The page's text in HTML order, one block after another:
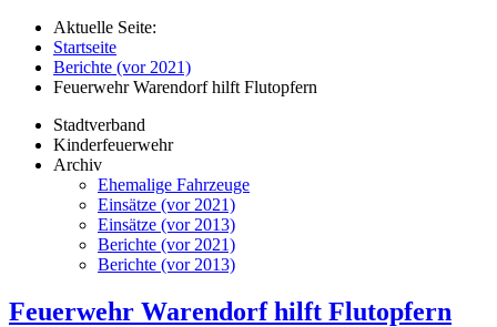
Aktuelle Seite:
Startseite
Berichte (vor 2021)
Feuerwehr Warendorf hilft Flutopfern
Stadtverband
Kinderfeuerwehr
Archiv
Ehemalige Fahrzeuge
Einsätze (vor 2021)
Einsätze (vor 2013)
Berichte (vor 2021)
Berichte (vor 2013)
Feuerwehr Warendorf hilft Flutopfern